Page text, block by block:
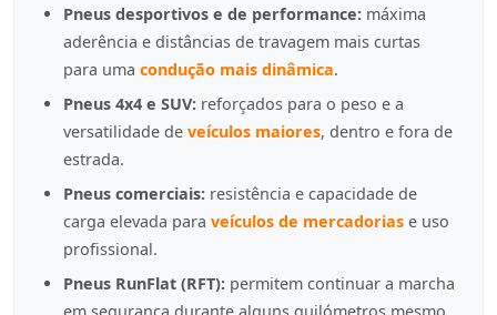
Pneus desportivos e de performance: máxima
aderência e distâncias de travagem mais curtas
para uma condução mais dinâmica.
Pneus 4x4 e SUV: reforçados para o peso e a
versatilidade de veículos maiores, dentro e fora de
estrada.
Pneus comerciais: resistência e capacidade de
carga elevada para veículos de mercadorias e uso
profissional.
Pneus RunFlat (RFT): permitem continuar a marcha